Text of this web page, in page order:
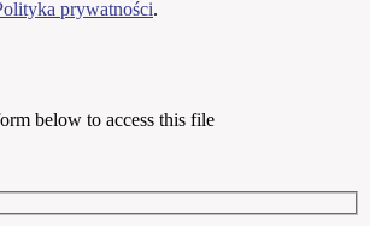
prywatności.
below to access this file